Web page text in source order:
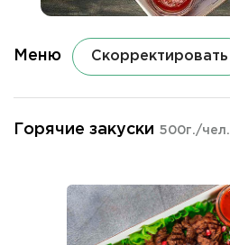
Меню Скорректировать
Горячие закуски 500г./чел.